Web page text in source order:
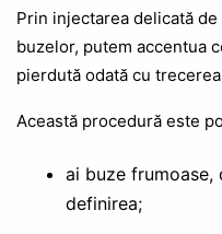
Prin injectarea delicată
buzelor, putem accentua
pierdută odată cu
Această procedură este
ai buze frumoase,
definirea;